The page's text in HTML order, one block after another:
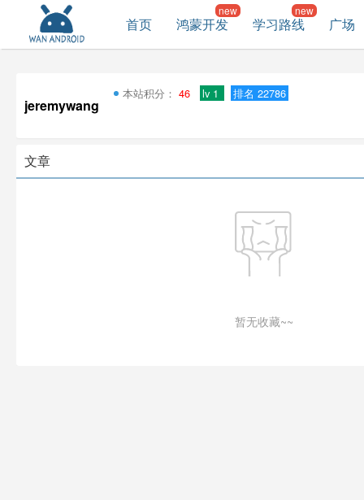
首页 鸿蒙开发 学习路线 广场
jeremywang
本站积分： 46 lv 1 排名 22786
文章
暂无收藏~~